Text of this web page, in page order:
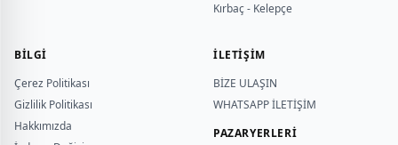
Kırbaç - Kelepçe
BILGI
Çerez Politikası
Gizlilik Politikası
Hakkımızda
İLETİŞİM
BİZE ULAŞIN
WHATSAPP İLETİŞİM
PAZARYERLERİ